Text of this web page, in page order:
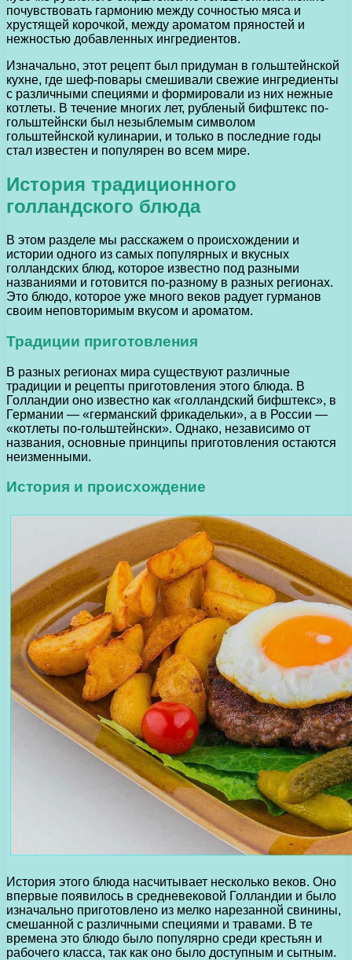
почувствовать гармонию между сочностью мяса и
хрустящей корочкой, между ароматом пряностей и
нежностью добавленных ингредиентов.
Изначально, этот рецепт был придуман в гольштейнской
кухне, где шеф-повары смешивали свежие ингредиенты
с различными специями и формировали из них нежные
котлеты. В течение многих лет, рубленый бифштекс по-
гольштейнски был незыблемым символом
гольштейнской кулинарии, и только в последние годы
стал известен и популярен во всем мире.
История традиционного
голландского блюда
В этом разделе мы расскажем о происхождении и
истории одного из самых популярных и вкусных
голландских блюд, которое известно под разными
названиями и готовится по-разному в разных регионах.
Это блюдо, которое уже много веков радует гурманов
своим неповторимым вкусом и ароматом.
Традиции приготовления
В разных регионах мира существуют различные
традиции и рецепты приготовления этого блюда. В
Голландии оно известно как «голландский бифштекс», в
Германии — «германский фрикадельки», а в России —
«котлеты по-гольштейнски». Однако, независимо от
названия, основные принципы приготовления остаются
неизменными.
История и происхождение
История этого блюда насчитывает несколько веков. Оно
впервые появилось в средневековой Голландии и было
изначально приготовлено из мелко нарезанной свинины,
смешанной с различными специями и травами. В те
времена это блюдо было популярно среди крестьян и
рабочего класса, так как оно было доступным и сытным.